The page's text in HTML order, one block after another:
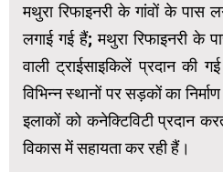
मथुरा रिफाइनरी के गांवों के पास
लगाई गई हैं; मथुरा रिफाइनरी के
वाली ट्राईसाइकिलें प्रदान की
विभिन्न स्थानों पर सड़कों का
इलाकों को कनेक्टिविटी प्रदान
विकास में सहायता कर रही हैं।